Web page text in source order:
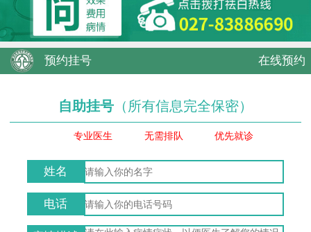
预约挂号 在线预约
自助挂号 （所有信息完全保密）
专业医生 无需排队 优先就诊
姓名
电话